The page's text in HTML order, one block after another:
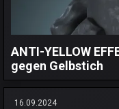
ANTI-YELLOW
gegen Gelbstich
16.09.2024